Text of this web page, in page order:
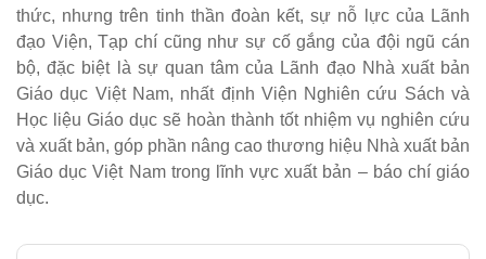
thức, nhưng trên tinh thần đoàn kết, sự nỗ lực của Lãnh
đạo Viện, Tạp chí cũng như sự cố gắng của đội ngũ cán
bộ, đặc biệt là sự quan tâm của Lãnh đạo Nhà xuất bản
Giáo dục Việt Nam, nhất định Viện Nghiên cứu Sách và
Học liệu Giáo dục sẽ hoàn thành tốt nhiệm vụ nghiên cứu
và xuất bản, góp phần nâng cao thương hiệu Nhà xuất bản
Giáo dục Việt Nam trong lĩnh vực xuất bản – báo chí giáo
dục.